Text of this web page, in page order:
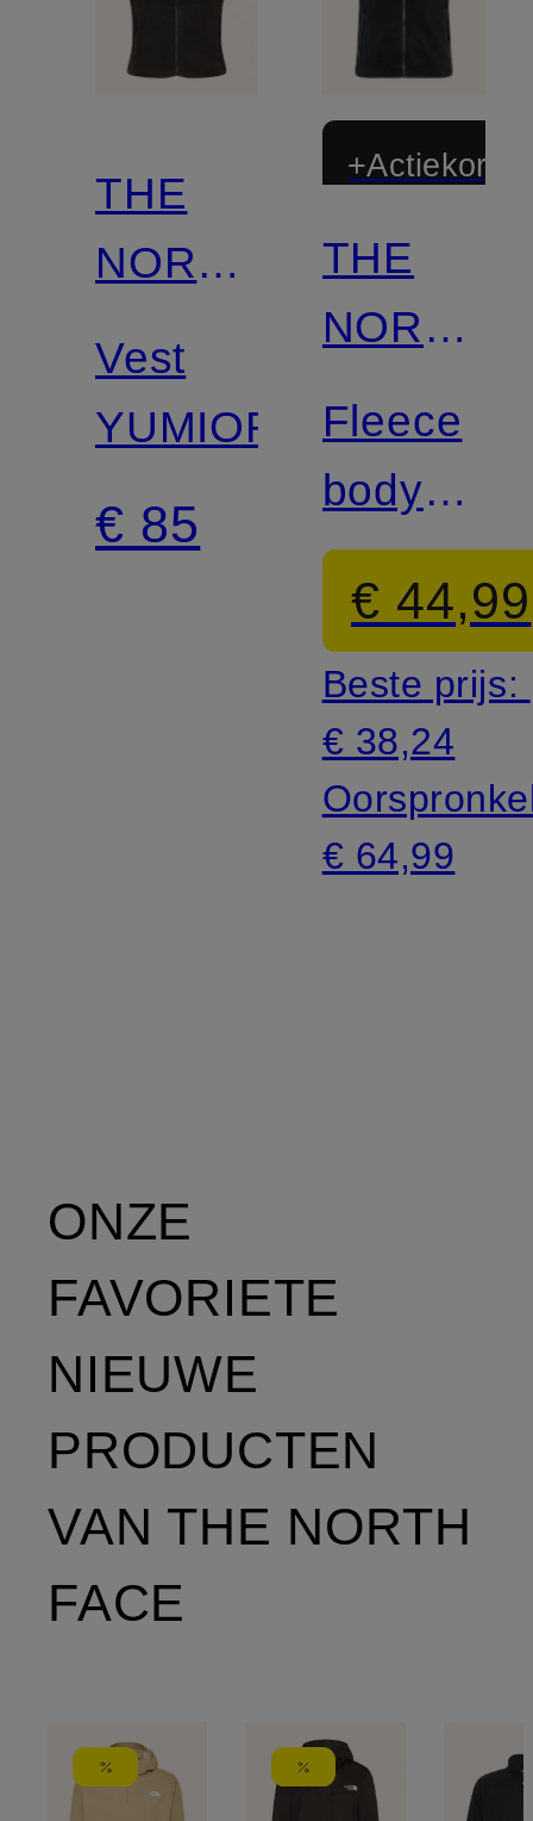
THE
NORTH
FACE
Vest
YUMIORI
€ 85
THE
NORTH
FACE
Fleece
GLACIER
€ 44,99
Beste prijs:
€ 38,24
€ 64,99
ONZE
FAVORIETE
NIEUWE
PRODUCTEN
VAN THE NORTH
FACE